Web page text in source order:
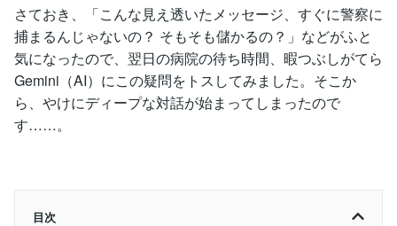
さておき、「こんな見え透いたメッセージ、すぐに警察に
捕まるんじゃないの？ そもそも儲かるの？」などがふと
気になったので、翌日の病院の待ち時間、暇つぶしがてら
Gemini（AI）にこの疑問をトスしてみました。そこか
ら、やけにディープな対話が始まってしまったので
す……。
目次